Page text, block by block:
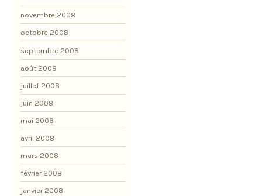
novembre 2008
octobre 2008
septembre 2008
août 2008
juillet 2008
juin 2008
mai 2008
avril 2008
mars 2008
février 2008
janvier 2008